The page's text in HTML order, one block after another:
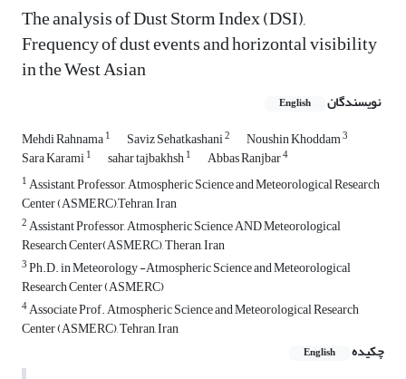
The analysis of Dust Storm Index (DSI),
Frequency of dust events and horizontal visibility
in the West Asian
نویسندگان English
Mehdi Rahnama1 Saviz Sehatkashani2 Noushin Khoddam3
Sara Karami1 sahar tajbakhsh1 Abbas Ranjbar4
1Assistant, Professor, Atmospheric Science and Meteorological Research
Center (ASMERC),Tehran, Iran
2Assistant Professor, Atmospheric Science AND Meteorological
Research Center(ASMERC), Theran, Iran
3Ph.D. in Meteorology -Atmospheric Science and Meteorological
Research Center (ASMERC)
4Associate Prof. Atmospheric Science and Meteorological Research
Center (ASMERC), Tehran, Iran
چکیده
English